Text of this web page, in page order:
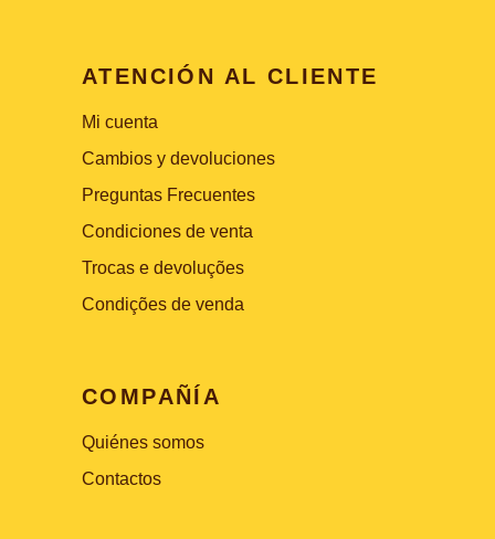
ATENCIÓN AL CLIENTE
Mi cuenta
Cambios y devoluciones
Preguntas Frecuentes
Condiciones de venta
Trocas e devoluções
Condições de venda
COMPAÑÍA
Quiénes somos
Contactos